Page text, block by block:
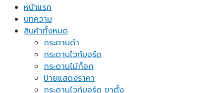
หน้าแรก
บทความ
สินค้าทั้งหมด
กระดานดำ
กระดานไวท์บอร์ด
กระดานไม้ก็อก
ป้ายแสดงราคา
กระดานไวท์บอร์ด ขาตั้ง